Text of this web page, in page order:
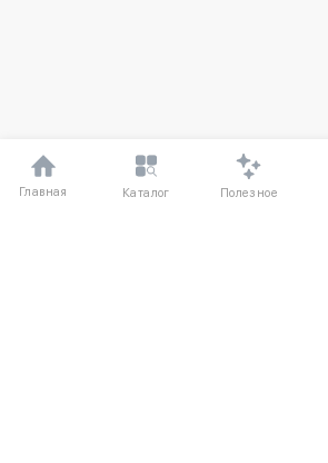
Главная Каталог Полезное